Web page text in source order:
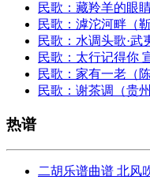
民歌：藏羚羊的眼
民歌：滹沱河畔（
民歌：水调头歌·武
民歌：太行记得你
民歌：家有一老（
民歌：谢茶调（贵州
热谱
二胡乐谱曲谱 北风